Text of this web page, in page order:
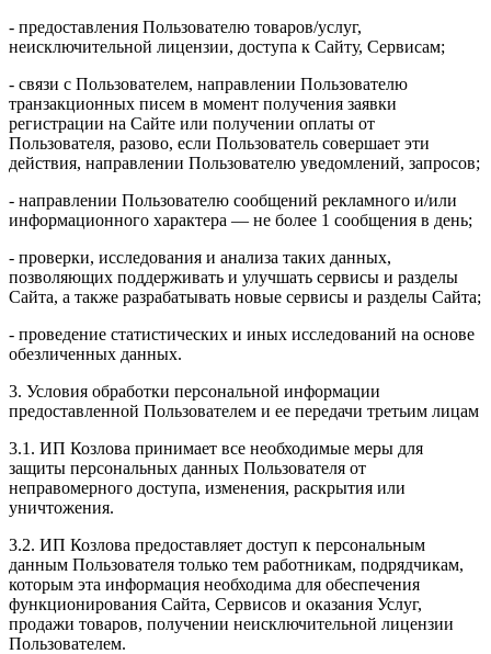
- предоставления Пользователю товаров/услуг,
неисключительной лицензии, доступа к Сайту, Сервисам;
- связи с Пользователем, направлении Пользователю
транзакционных писем в момент получения заявки
регистрации на Сайте или получении оплаты от
Пользователя, разово, если Пользователь совершает эти
действия, направлении Пользователю уведомлений, запросов;
- направлении Пользователю сообщений рекламного и/или
информационного характера — не более 1 сообщения в день;
- проверки, исследования и анализа таких данных,
позволяющих поддерживать и улучшать сервисы и разделы
Сайта, а также разрабатывать новые сервисы и разделы Сайта;
- проведение статистических и иных исследований на основе
обезличенных данных.
3. Условия обработки персональной информации
предоставленной Пользователем и ее передачи третьим лицам
3.1. ИП Козлова принимает все необходимые меры для
защиты персональных данных Пользователя от
неправомерного доступа, изменения, раскрытия или
уничтожения.
3.2. ИП Козлова предоставляет доступ к персональным
данным Пользователя только тем работникам, подрядчикам,
которым эта информация необходима для обеспечения
функционирования Сайта, Сервисов и оказания Услуг,
продажи товаров, получении неисключительной лицензии
Пользователем.